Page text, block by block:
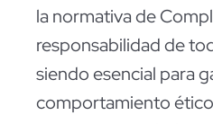
la normativa de
responsabilidad de
siendo esencial para
comportamiento